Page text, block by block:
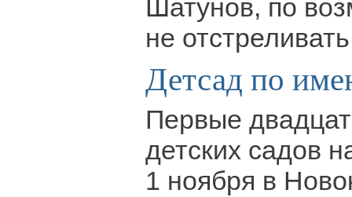
Шатунов, по
не
Детсад по
Первые
детских садов
1 ноября в